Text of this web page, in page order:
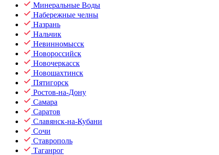
Минеральные Воды
Набережные челны
Назрань
Нальчик
Невинномысск
Новороссийск
Новочеркасск
Новошахтинск
Пятигорск
Ростов-на-Дону
Самара
Саратов
Славянск-на-Кубани
Сочи
Ставрополь
Таганрог